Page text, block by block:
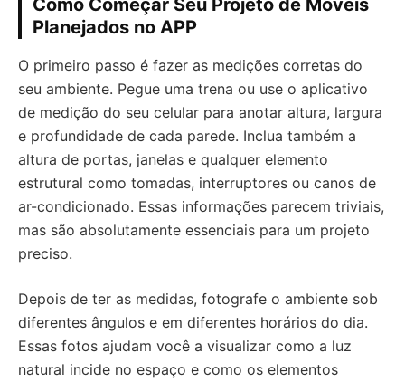
Como Começar Seu Projeto de Móveis
Planejados no APP
O primeiro passo é fazer as medições corretas do
seu ambiente. Pegue uma trena ou use o aplicativo
de medição do seu celular para anotar altura, largura
e profundidade de cada parede. Inclua também a
altura de portas, janelas e qualquer elemento
estrutural como tomadas, interruptores ou canos de
ar-condicionado. Essas informações parecem triviais,
mas são absolutamente essenciais para um projeto
preciso.
Depois de ter as medidas, fotografe o ambiente sob
diferentes ângulos e em diferentes horários do dia.
Essas fotos ajudam você a visualizar como a luz
natural incide no espaço e como os elementos